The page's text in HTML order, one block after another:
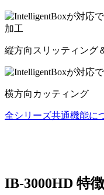
縦方向スリッティング
横方向カッティング
全シリーズ共通機能に
IB-3000HD 特徴